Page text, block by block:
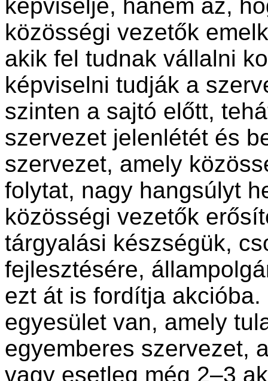
képviselje, hanem az,
közösségi vezetők
akik fel tudnak vállalni
képviselni tudják a
szinten a sajtó előtt,
szervezet jelenlétét és
szervezet, amely
folytat, nagy hangsúlyt
közösségi vezetők
tárgyalási készségük,
fejlesztésére,
ezt át is fordítja
egyesület van, amely
egyemberes szervezet,
vagy esetleg még 2–3